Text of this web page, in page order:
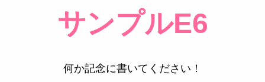
サンプルE6
何か記念に書いてください！